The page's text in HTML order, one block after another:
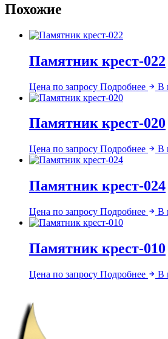
Похожие
Памятник крест-022
Цена по запросу Подробнее В
Памятник крест-020
Цена по запросу Подробнее В
Памятник крест-024
Цена по запросу Подробнее В
Памятник крест-010
Цена по запросу Подробнее В